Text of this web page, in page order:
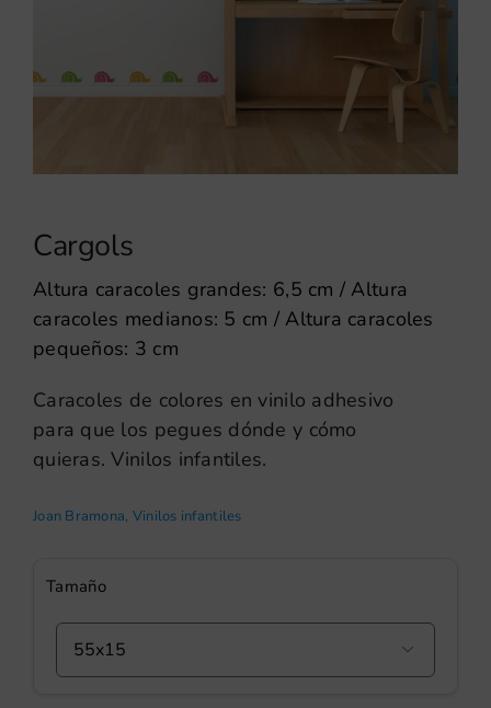
Cargols
Altura caracoles grandes: 6,5 cm / Altura
caracoles medianos: 5 cm / Altura caracoles
pequeños: 3 cm
Caracoles de colores en vinilo adhesivo
para que los pegues dónde y cómo
quieras. Vinilos infantiles.
Joan Bramona, Vinilos infantiles
Tamaño
